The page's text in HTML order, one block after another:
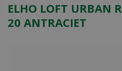
ELHO LOFT URBAN
20 ANTRACIET